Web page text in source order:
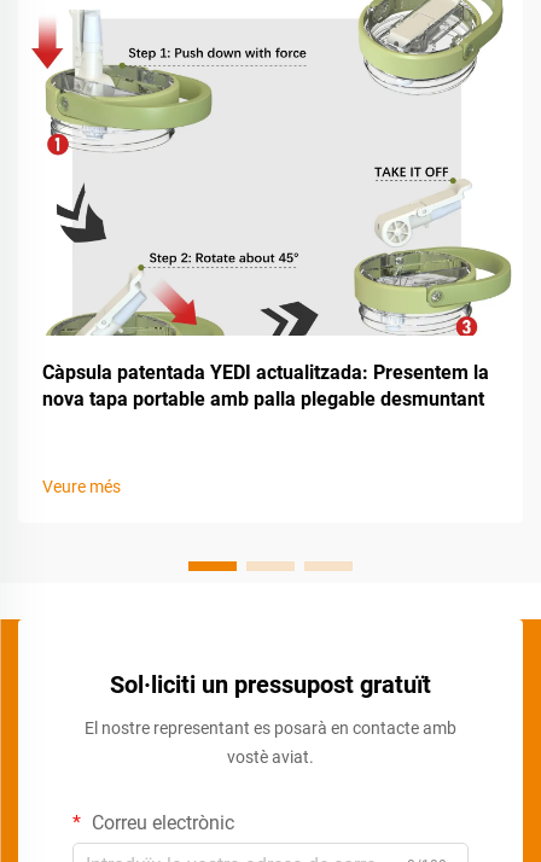
Càpsula patentada YEDI actualitzada: Presentem la
nova tapa portable amb palla plegable desmuntant
Veure més
Sol·liciti un pressupost gratuït
El nostre representant es posarà en contacte amb
vostè aviat.
Correu electrònic